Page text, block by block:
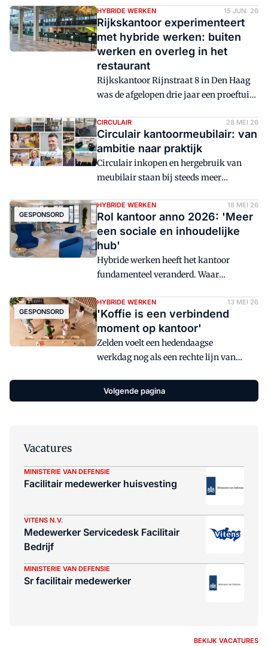
werkveld raakt op steeds meer fronten.
Van een Rotterdamse oefening met 48
uur zonder stroom tot leiderschap bij
klimaatrisico's, gezonde
onderwijsruimtes, de rol van FM bij
business continuity en de vraag wie
thuis voor verkoeling zorgt.
HYBRIDE WERKEN 15 JUN. 26
Rijkskantoor experimenteert
met hybride werken: buiten
werken en overleg in het
restaurant
Rijkskantoor Rijnstraat 8 in Den Haag
was de afgelopen drie jaar een proeftuin
werd samen met gebruikers van het
pand onderzocht hoe hybride werken in
de praktijk beter kan worden
ondersteund. Dat gebeurde met zes
experimenten.
CIRCULAIR 28 MEI 26
Circulair kantoormeubilair: van
ambitie naar praktijk
Circulair inkopen en hergebruik van
meubilair staan bij steeds meer
hoe pak je dat in de praktijk aan? Facto
schreef de afgelopen maanden
verschillende artikelen over de
uitdagingen en oplossingen rond
circulair kantoormeubilair.
GESPONSORD
HYBRIDE WERKEN 18 MEI 26
Rol kantoor anno 2026: 'Meer
een sociale en inhoudelijke
hub'
Hybride werken heeft het kantoor
fundamenteel veranderd. Waar
was, is het nu een bewuste keuze. Dat
stelt facilitair verantwoordelijken voor
een lastige vraag: welke rol moet het
kantoor nog vervullen? 'Een kantoor
moet geen doel op zich zijn', zegt Sander
GESPONSORD
HYBRIDE WERKEN 13 MEI 26
'Koffie is een verbindend
moment op kantoor'
Zelden voelt een hedendaagse
werkdag nog als een rechte lijn van
springen van taak tot taak. En juist
daarom zoeken medewerkers naar
Volgende pagina
Vacatures
MINISTERIE VAN DEFENSIE
Facilitair medewerker huisvesting
VITENS N.V.
Medewerker Servicedesk Facilitair
Bedrijf
MINISTERIE VAN DEFENSIE
Sr facilitair medewerker
BEKIJK VACATURES